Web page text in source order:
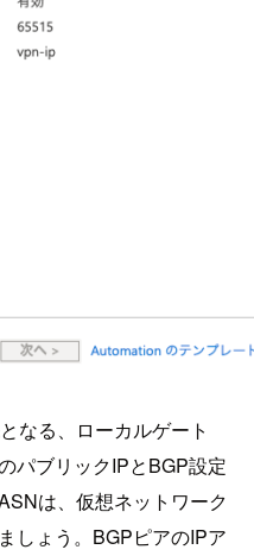
なる、ローカルゲート
パブリックIPとBGP設定
は、仮想ネットワーク
しょう。BGPピアのIPア